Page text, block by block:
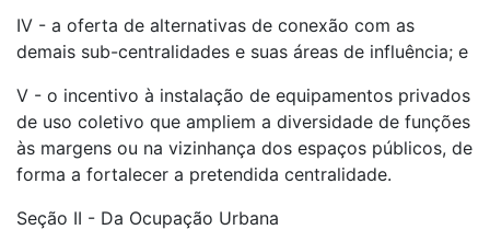
IV - a oferta de alternativas de conexão com as
demais sub-centralidades e suas áreas de influência; e
V - o incentivo à instalação de equipamentos privados
de uso coletivo que ampliem a diversidade de funções
às margens ou na vizinhança dos espaços públicos, de
forma a fortalecer a pretendida centralidade.
Seção II - Da Ocupação Urbana